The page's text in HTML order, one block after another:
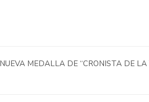
MEDALLA DE “CRONISTA DE LA